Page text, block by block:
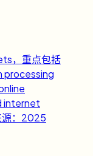
，重点包括
processing
internet
源：2025